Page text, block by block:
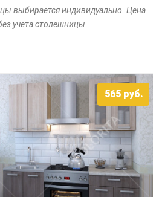
выбирается индивидуально. Цена
учета столешницы.
565 руб.